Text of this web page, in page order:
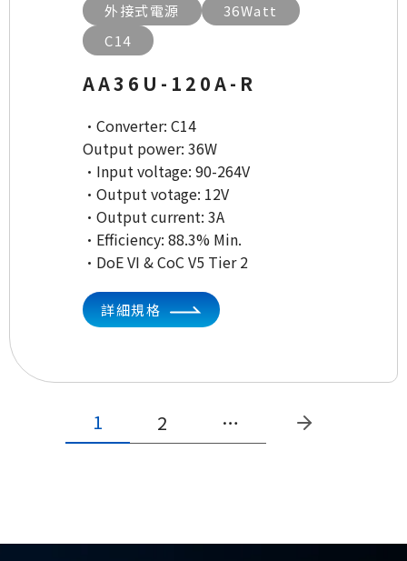
外接式電源
36Watt
C14
AA36U-120A-R
·Converter: C14
Output power: 36W
·Input voltage: 90-264V
·Output votage: 12V
·Output current: 3A
·Efficiency: 88.3% Min.
·DoE VI & CoC V5 Tier 2
詳細規格
1 2 …